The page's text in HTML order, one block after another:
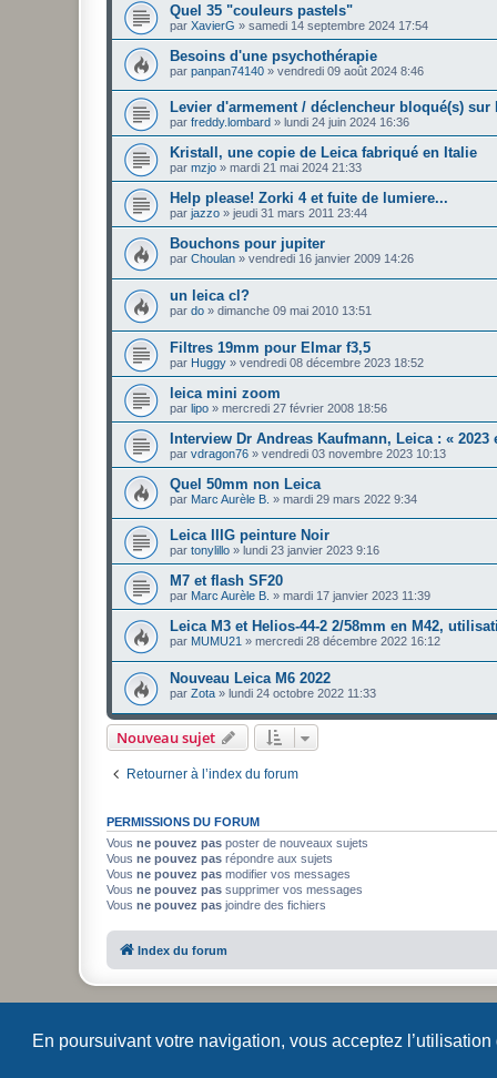
En poursuivant votre navigation, vous acceptez l’utilisation
Quel 35 "couleurs pastels"
par XavierG » samedi 14 septembre 2024 17:54
Besoins d'une psychothérapie
par panpan74140 » vendredi 09 août 2024 8:46
Levier d'armement / déclencheur bloqué(s) sur
par freddy.lombard » lundi 24 juin 2024 16:36
Kristall, une copie de Leica fabriqué en Italie
par mzjo » mardi 21 mai 2024 21:33
Help please! Zorki 4 et fuite de lumiere...
par jazzo » jeudi 31 mars 2011 23:44
Bouchons pour jupiter
par Choulan » vendredi 16 janvier 2009 14:26
un leica cl?
par do » dimanche 09 mai 2010 13:51
Filtres 19mm pour Elmar f3,5
par Huggy » vendredi 08 décembre 2023 18:52
leica mini zoom
par lipo » mercredi 27 février 2008 18:56
Interview Dr Andreas Kaufmann, Leica : «
par vdragon76 » vendredi 03 novembre 2023 10:13
Quel 50mm non Leica
par Marc Aurèle B. » mardi 29 mars 2022 9:34
Leica IIIG peinture Noir
par tonylillo » lundi 23 janvier 2023 9:16
M7 et flash SF20
par Marc Aurèle B. » mardi 17 janvier 2023 11:39
Leica M3 et Helios-44-2 2/58mm en M42,
par MUMU21 » mercredi 28 décembre 2022 16:12
Nouveau Leica M6 2022
par Zota » lundi 24 octobre 2022 11:33
Nouveau sujet
Retourner à l’index du forum
PERMISSIONS DU FORUM
Vous ne pouvez pas poster de nouveaux sujets
Vous ne pouvez pas répondre aux sujets
Vous ne pouvez pas modifier vos messages
Vous ne pouvez pas supprimer vos messages
Vous ne pouvez pas joindre des fichiers
Index du forum